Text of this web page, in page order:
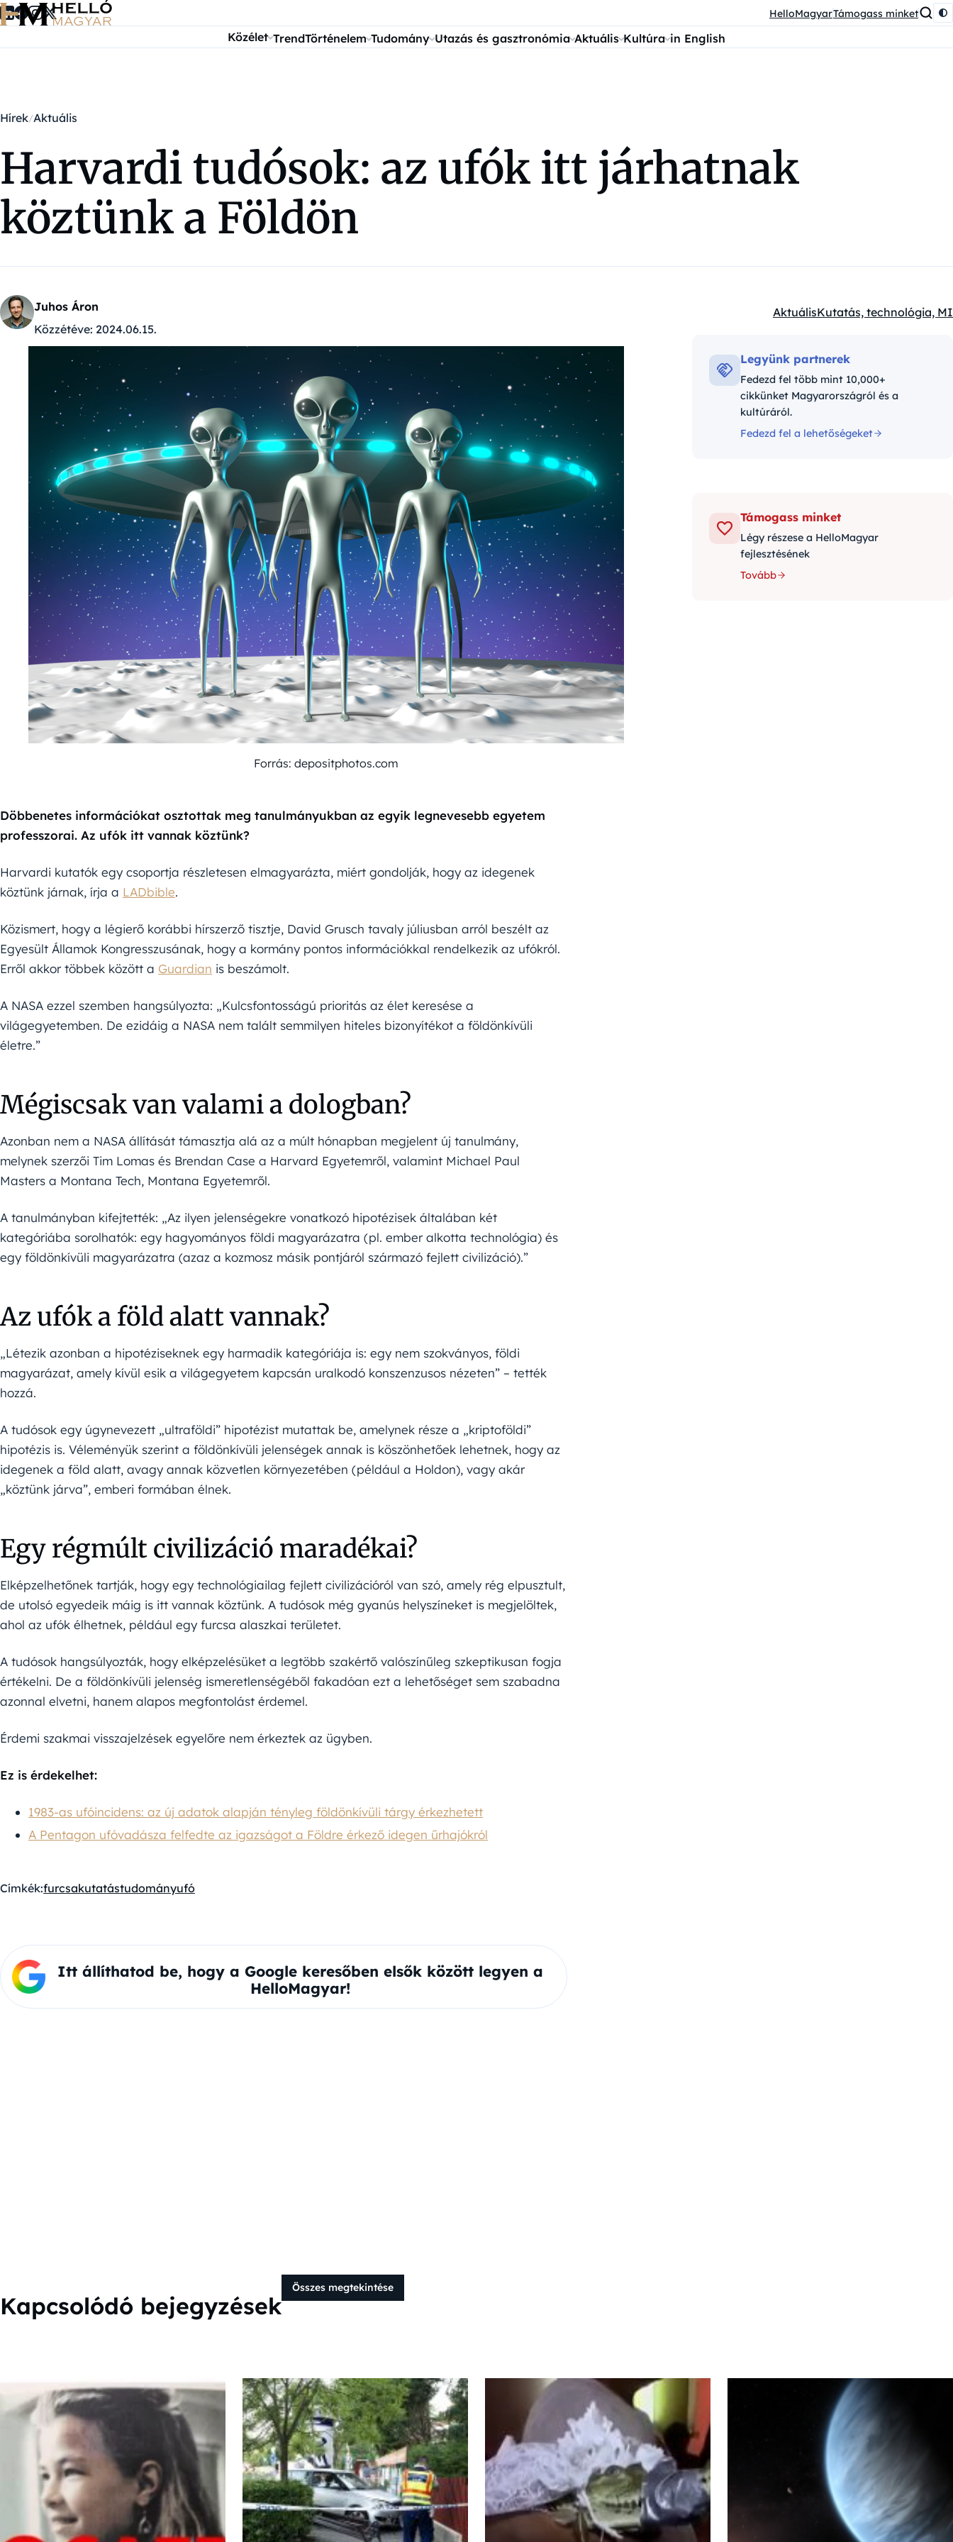
Ugrás a tartalomra HelloMagyarTámogass minket
Közélet TrendTörténelem Tudomány Utazás és gasztronómia Aktuális Kultúra in English
Hírek Aktuális
Harvardi tudósok: az ufók itt járhatnak
köztünk a Földön
Juhos Áron
Közzétéve: 2024.06.15.
Kategóriák:
AktuálisKutatás, technológia, MI
Forrás: depositphotos.com
Döbbenetes információkat osztottak meg tanulmányukban az egyik legnevesebb egyetem
professzorai. Az ufók itt vannak köztünk?
Harvardi kutatók egy csoportja részletesen elmagyarázta, miért gondolják, hogy az idegenek
köztünk járnak, írja a LADbible.
Közismert, hogy a légierő korábbi hírszerző tisztje, David Grusch tavaly júliusban arról beszélt az
Egyesült Államok Kongresszusának, hogy a kormány pontos információkkal rendelkezik az ufókról.
Erről akkor többek között a Guardian is beszámolt.
A NASA ezzel szemben hangsúlyozta: „Kulcsfontosságú prioritás az élet keresése a
világegyetemben. De ezidáig a NASA nem talált semmilyen hiteles bizonyítékot a földönkívüli
életre.”
Mégiscsak van valami a dologban?
Azonban nem a NASA állítását támasztja alá az a múlt hónapban megjelent új tanulmány,
melynek szerzői Tim Lomas és Brendan Case a Harvard Egyetemről, valamint Michael Paul
Masters a Montana Tech, Montana Egyetemről.
A tanulmányban kifejtették: „Az ilyen jelenségekre vonatkozó hipotézisek általában két
kategóriába sorolhatók: egy hagyományos földi magyarázatra (pl. ember alkotta technológia) és
egy földönkívüli magyarázatra (azaz a kozmosz másik pontjáról származó fejlett civilizáció).”
Az ufók a föld alatt vannak?
„Létezik azonban a hipotéziseknek egy harmadik kategóriája is: egy nem szokványos, földi
magyarázat, amely kívül esik a világegyetem kapcsán uralkodó konszenzusos nézeten” – tették
hozzá.
A tudósok egy úgynevezett „ultraföldi” hipotézist mutattak be, amelynek része a „kriptoföldi”
hipotézis is. Véleményük szerint a földönkívüli jelenségek annak is köszönhetőek lehetnek, hogy az
idegenek a föld alatt, avagy annak közvetlen környezetében (például a Holdon), vagy akár
„köztünk járva”, emberi formában élnek.
Egy régmúlt civilizáció maradékai?
Elképzelhetőnek tartják, hogy egy technológiailag fejlett civilizációról van szó, amely rég elpusztult,
de utolsó egyedeik máig is itt vannak köztünk. A tudósok még gyanús helyszíneket is megjelöltek,
ahol az ufók élhetnek, például egy furcsa alaszkai területet.
A tudósok hangsúlyozták, hogy elképzelésüket a legtöbb szakértő valószínűleg szkeptikusan fogja
értékelni. De a földönkívüli jelenség ismeretlenségéből fakadóan ezt a lehetőséget sem szabadna
azonnal elvetni, hanem alapos megfontolást érdemel.
Érdemi szakmai visszajelzések egyelőre nem érkeztek az ügyben.
Ez is érdekelhet:
1983-as ufóincidens: az új adatok alapján tényleg földönkívüli tárgy érkezhetett
A Pentagon ufóvadásza felfedte az igazságot a Földre érkező idegen űrhajókról
Címkék:furcsakutatástudományufó
Itt állíthatod be, hogy a Google keresőben elsők között legyen a
HelloMagyar!
Legyünk partnerek
Fedezd fel több mint 10,000+
cikkünket Magyarországról és a
kultúráról.
Fedezd fel a lehetőségeket
Támogass minket
Légy részese a HelloMagyar
fejlesztésének
Tovább
Kapcsolódó bejegyzések
Összes megtekintése